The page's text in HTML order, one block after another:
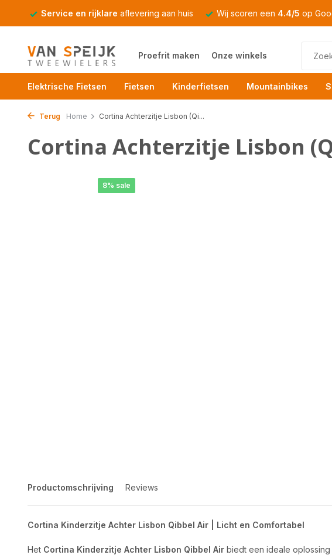
Service en rijklare aflevering aan huis Wij scoren een 4.4/5 op
Proefrit maken Onze winkels
Elektrische Fietsen Fietsen Kinderfietsen Mountainbikes
Terug Home Cortina Achterzitje Lisbon (Qi...
Cortina Achterzitje Lisbon
8% sale
Productomschrijving Reviews
Cortina Kinderzitje Achter Lisbon Qibbel Air | Licht en Comfortabel
Het Cortina Kinderzitje Achter Lisbon Qibbel Air biedt een ideale